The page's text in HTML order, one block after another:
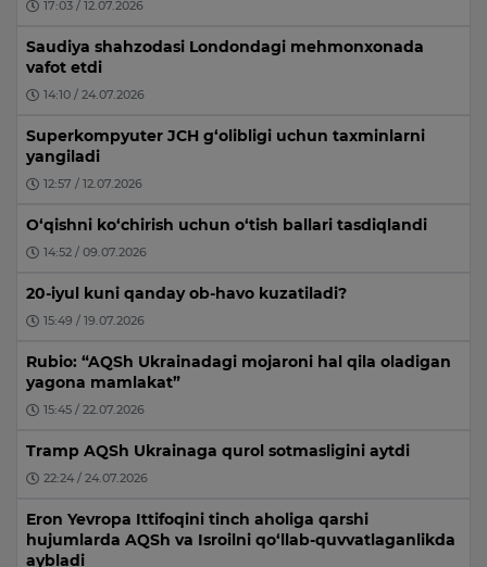
17:03 / 12.07.2026
Saudiya shahzodasi Londondagi mehmonxonada
vafot etdi
14:10 / 24.07.2026
Superkompyuter JCH g‘olibligi uchun taxminlarni
yangiladi
12:57 / 12.07.2026
O‘qishni ko‘chirish uchun o‘tish ballari tasdiqlandi
14:52 / 09.07.2026
20-iyul kuni qanday ob-havo kuzatiladi?
15:49 / 19.07.2026
Rubio: “AQSh Ukrainadagi mojaroni hal qila oladigan
yagona mamlakat”
15:45 / 22.07.2026
Tramp AQSh Ukrainaga qurol sotmasligini aytdi
22:24 / 24.07.2026
Eron Yevropa Ittifoqini tinch aholiga qarshi
hujumlarda AQSh va Isroilni qo‘llab-quvvatlaganlikda
aybladi